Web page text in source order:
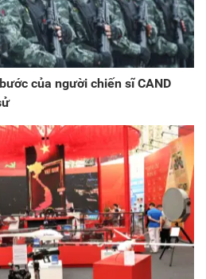
của người chiến sĩ CAND